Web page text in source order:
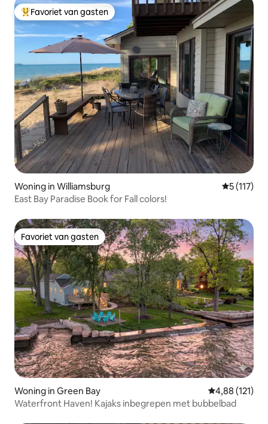
Topfavoriet van gasten
Favoriet van gasten
Woning in Williamsburg
5 (117)
East Bay Paradise Book for Fall colors!
Favoriet van gasten
Favoriet van gasten
Woning in Green Bay Gemiddelde
4,88 (121)
Waterfront Haven! Kajaks inbegrepen met bubbelbad